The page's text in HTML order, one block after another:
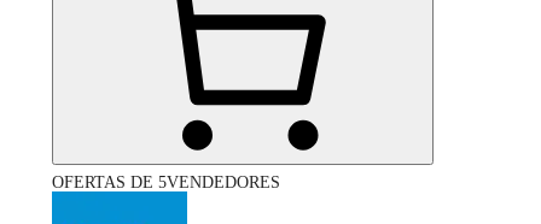
OFERTAS DE 5VENDEDORES